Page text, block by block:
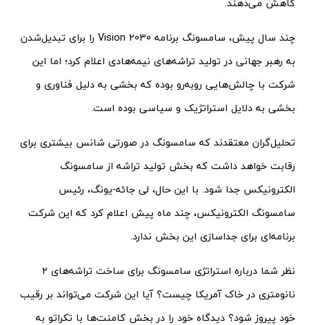
چند سال پیش، سامسونگ برنامه Vision 2030 را برای تبدیل‌شدن
به رهبر جهانی در تولید تراشه‌های نیمه‌هادی اعلام کرد؛ اما این
شرکت با چالش‌هایی روبه‌رو بوده که بخشی به دلیل فناوری و
بخشی به دلایل استراتژیک و سیاسی بوده است.
تحلیل‌گران معتقدند که سامسونگ در صورتی شانس بیشتری برای
رقابت خواهد داشت که بخش تولید تراشه از سامسونگ
الکترونیکس جدا شود. با این حال، لی جائه-یونگ، رئیس
سامسونگ الکترونیکس، چند ماه پیش اعلام کرد که این شرکت
برنامه‌ای برای جداسازی این بخش ندارد.
نظر شما درباره استراتژی سامسونگ برای ساخت تراشه‌های 2
نانومتری در خاک آمریکا چیست؟ آیا این شرکت می‌تواند بر رقیب
خود پیروز شود؟ دیدگاه خود را در بخش کامنت‌ها با تکراتو به